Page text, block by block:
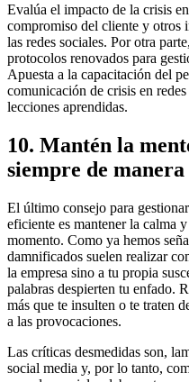
Evalúa el impacto de la crisis
compromiso del cliente y otros
las redes sociales. Por otra
protocolos renovados para
Apuesta a la capacitación del
comunicación de crisis en
lecciones aprendidas.
10. Mantén la
siempre de
El último consejo para
eficiente es mantener la calma
momento. Como ya hemos
damnificados suelen realizar
la empresa sino a tu propia
palabras despierten tu enfado.
más que te insulten o te traten
a las provocaciones.
Las críticas desmedidas son,
social media y, por lo tanto,